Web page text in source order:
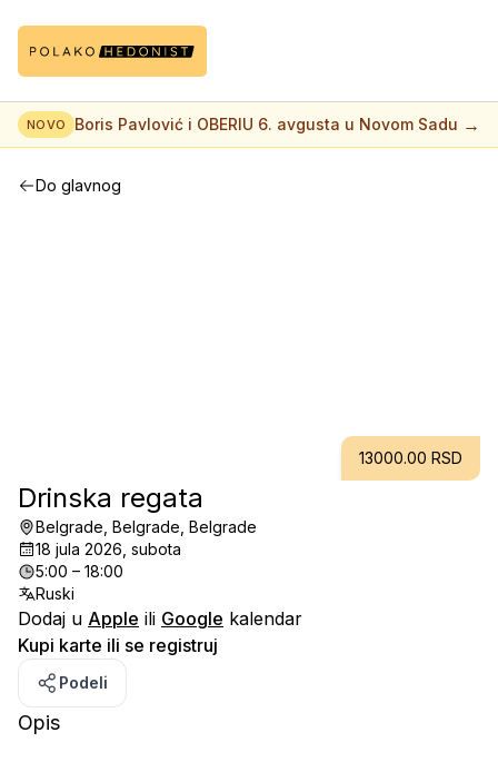
NOVO Boris Pavlović i OBERIU 6. avgusta u Novom Sadu →
Do glavnog
13000.00 RSD
Drinska regata
Belgrade, Belgrade, Belgrade
18 jula 2026, subota
5:00 – 18:00
Ruski
Dodaj u Apple ili Google kalendar
Kupi karte ili se registruj
Podeli
Opis